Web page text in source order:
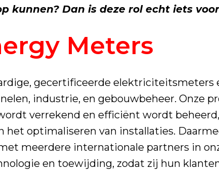
kunnen? Dan is deze rol echt iets
Meters
gecertificeerde elektriciteitsmeters
industrie, en gebouwbeheer. Onze
verrekend en efficiënt wordt
optimaliseren van installaties.
meerdere internationale partners in
en toewijding, zodat zij hun